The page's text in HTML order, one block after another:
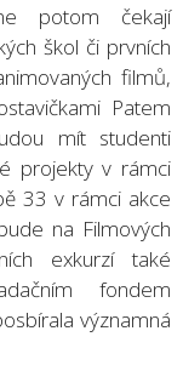
potom čekají
škol či prvních
filmů,
Patem
mít studenti
projekty v rámci
33 v rámci akce
na Filmových
exkurzí také
fondem
významná